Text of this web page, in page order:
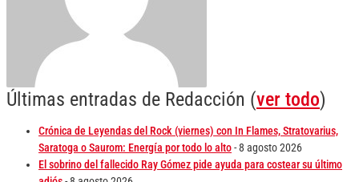
Últimas entradas de Redacción (ver todo)
Crónica de Leyendas del Rock (viernes) con In Flames, Stratovarius,
Saratoga o Saurom: Energía por todo lo alto- 8 agosto 2026
El sobrino del fallecido Ray Gómez pide ayuda para costear su último